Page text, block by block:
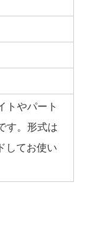
トやパート
す。形式は
してお使い